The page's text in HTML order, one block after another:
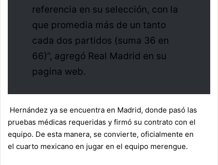
referencia en su selección, con la
que promedia más de un tanto
cada dos partidos (suma 36 en
66)”, agregó Real Madrid en su
pagina web.
Hernández ya se encuentra en Madrid, donde pasó las
pruebas médicas requeridas y firmó su contrato con el
equipo. De esta manera, se convierte, oficialmente en
el cuarto mexicano en jugar en el equipo merengue.